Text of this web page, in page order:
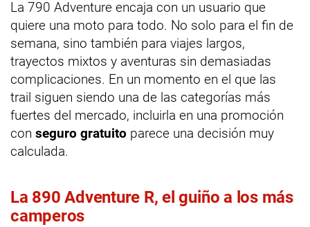
La 790 Adventure encaja con un usuario que
quiere una moto para todo. No solo para el fin de
semana, sino también para viajes largos,
trayectos mixtos y aventuras sin demasiadas
complicaciones. En un momento en el que las
trail siguen siendo una de las categorías más
fuertes del mercado, incluirla en una promoción
con seguro gratuito parece una decisión muy
calculada.
La 890 Adventure R, el guiño a los más
camperos